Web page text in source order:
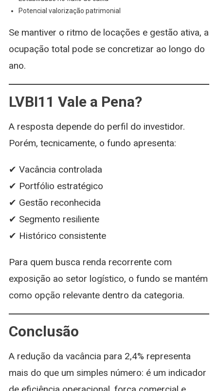
Potencial valorização patrimonial
Se mantiver o ritmo de locações e gestão ativa, a
ocupação total pode se concretizar ao longo do
ano.
LVBI11 Vale a Pena?
A resposta depende do perfil do investidor.
Porém, tecnicamente, o fundo apresenta:
✔ Vacância controlada
✔ Portfólio estratégico
✔ Gestão reconhecida
✔ Segmento resiliente
✔ Histórico consistente
Para quem busca renda recorrente com
exposição ao setor logístico, o fundo se mantém
como opção relevante dentro da categoria.
Conclusão
A redução da vacância para 2,4% representa
mais do que um simples número: é um indicador